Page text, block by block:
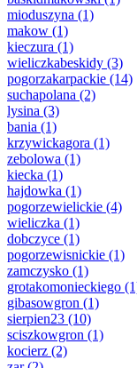
mioduszyna (1)
makow (1)
kieczura (1)
wieliczkabeskidy (3)
pogorzakarpackie (14)
suchapolana (2)
lysina (3)
bania (1)
krzywickagora (1)
zebolowa (1)
kiecka (1)
hajdowka (1)
pogorzewielickie (4)
wieliczka (1)
dobczyce (1)
pogorzewisnickie (1)
zamczysko (1)
grotakomonieckiego
gibasowgron (1)
sierpien23 (10)
sciszkowgron (1)
kocierz (2)